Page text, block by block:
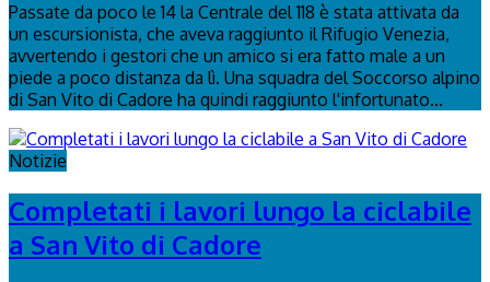
Passate da poco le 14 la Centrale del 118 è stata attivata da
un escursionista, che aveva raggiunto il Rifugio Venezia,
avvertendo i gestori che un amico si era fatto male a un
piede a poco distanza da lì. Una squadra del Soccorso alpino
di San Vito di Cadore ha quindi raggiunto l'infortunato...
Notizie
Completati i lavori lungo la ciclabile
a San Vito di Cadore